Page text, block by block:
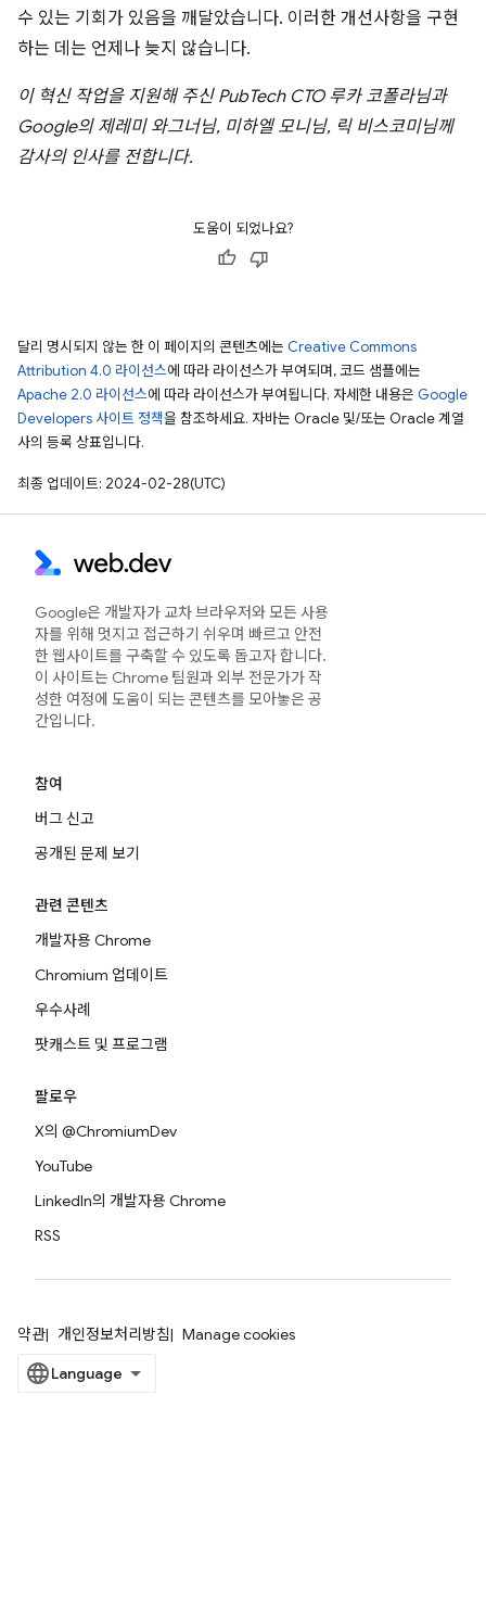
수 있는 기회가 있음을 깨달았습니다. 이러한 개선사항을 구현
하는 데는 언제나 늦지 않습니다.
이 혁신 작업을 지원해 주신 PubTech CTO 루카 코폴라님과
Google의 제레미 와그너님, 미하엘 모니님, 릭 비스코미님께
감사의 인사를 전합니다.
도움이 되었나요?
달리 명시되지 않는 한 이 페이지의 콘텐츠에는 Creative Commons
Attribution 4.0 라이선스에 따라 라이선스가 부여되며, 코드 샘플에는
Apache 2.0 라이선스에 따라 라이선스가 부여됩니다. 자세한 내용은 Google
Developers 사이트 정책을 참조하세요. 자바는 Oracle 및/또는 Oracle 계열
사의 등록 상표입니다.
최종 업데이트: 2024-02-28(UTC)
Google은 개발자가 교차 브라우저와 모든 사용
자를 위해 멋지고 접근하기 쉬우며 빠르고 안전
한 웹사이트를 구축할 수 있도록 돕고자 합니다.
이 사이트는 Chrome 팀원과 외부 전문가가 작
성한 여정에 도움이 되는 콘텐츠를 모아놓은 공
간입니다.
참여
버그 신고
공개된 문제 보기
관련 콘텐츠
개발자용 Chrome
Chromium 업데이트
우수사례
팟캐스트 및 프로그램
팔로우
X의 @ChromiumDev
YouTube
LinkedIn의 개발자용 Chrome
RSS
약관 개인정보처리방침 Manage cookies